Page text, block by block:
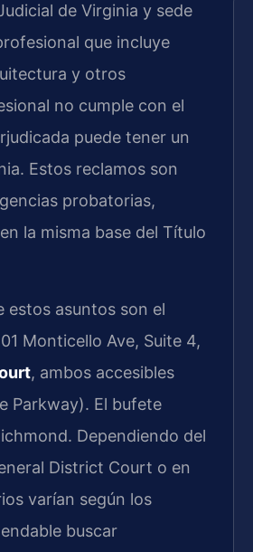
de Virginia y sede
que incluye
y otros
no cumple con el
puede tener un
Estos reclamos son
probatorias,
la misma base del Título
estos asuntos son el
Monticello Ave, Suite 4,
, ambos accesibles
Parkway). El bufete
Dependiendo del
District Court o en
varían según los
buscar